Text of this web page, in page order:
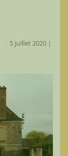
5 juillet 2020 |